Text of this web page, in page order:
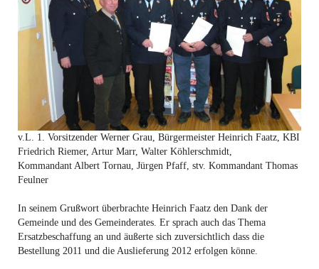
v.L. 1. Vorsitzender Werner Grau, Bürgermeister Heinrich Faatz, KBI
Friedrich Riemer, Artur Marr, Walter Köhlerschmidt,
Kommandant Albert Tornau, Jürgen Pfaff, stv. Kommandant Thomas
Feulner
In seinem Grußwort überbrachte Heinrich Faatz den Dank der
Gemeinde und des Gemeinderates. Er sprach auch das Thema
Ersatzbeschaffung an und äußerte sich zuversichtlich dass die
Bestellung 2011 und die Auslieferung 2012 erfolgen könne.